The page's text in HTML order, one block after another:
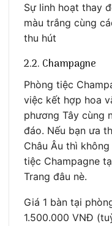
Sự linh hoạt thay
màu trắng cùng
thu hút
2.2. Champagne
Phòng tiệc
việc kết hợp hoa
phương Tây cùng
đáo. Nếu bạn ưa
Châu Âu thì
tiệc Champagne
Trang đâu nè.
Giá 1 bàn tại
1.500.000 VNĐ